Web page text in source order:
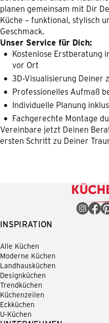
planen gemeinsam mit Dir
Küche – funktional, stylisch
Geschmack.
Unser Service für Dich:
Kostenlose Erstberatung
vor Ort
3D-Visualisierung Deiner
Professionelles Aufmaß
Individuelle Planung
Fachgerechte Montage
Vereinbare jetzt Deinen
ersten Schritt zu Deiner
INSPIRATION
Alle Küchen
Moderne Küchen
Landhausküchen
Designküchen
Trendküchen
Küchenzeilen
Eckküchen
U-Küchen